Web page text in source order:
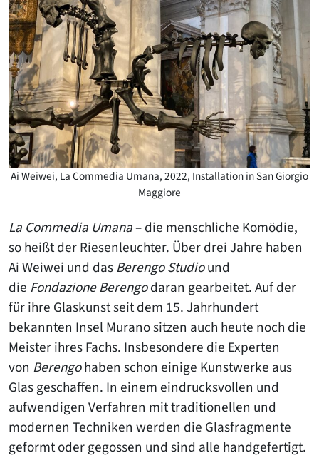
Ai Weiwei, La Commedia Umana, 2022, Installation in San Giorgio
Maggiore
La Commedia Umana– die menschliche Komödie,
so heißt der Riesenleuchter. Über drei Jahre haben
Ai Weiwei und dasBerengo Studiound
die Fondazione Berengodaran gearbeitet. Auf der
für ihre Glaskunst seit dem 15. Jahrhundert
bekannten Insel Murano sitzen auch heute noch die
Meister ihres Fachs. Insbesondere die Experten
von Berengohaben schon einige Kunstwerke aus
Glas geschaffen. In einem eindrucksvollen und
aufwendigen Verfahren mit traditionellen und
modernen Techniken werden die Glasfragmente
geformt oder gegossen und sind alle handgefertigt.